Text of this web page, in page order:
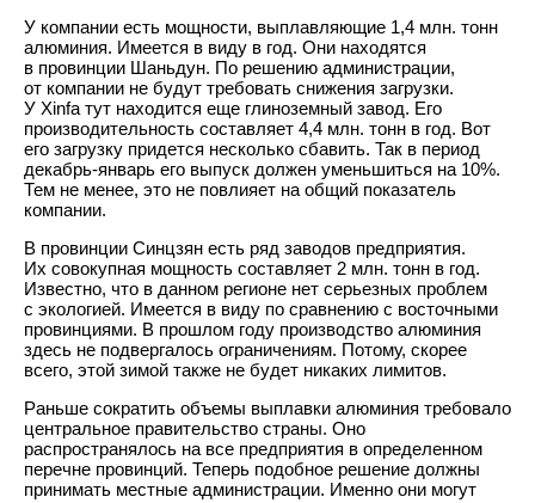
У компании есть мощности, выплавляющие 1,4 млн. тонн
алюминия. Имеется в виду в год. Они находятся
в провинции Шаньдун. По решению администрации,
от компании не будут требовать снижения загрузки.
У Xinfa тут находится еще глиноземный завод. Его
производительность составляет 4,4 млн. тонн в год. Вот
его загрузку придется несколько сбавить. Так в период
декабрь-январь его выпуск должен уменьшиться на 10%.
Тем не менее, это не повлияет на общий показатель
компании.
В провинции Синцзян есть ряд заводов предприятия.
Их совокупная мощность составляет 2 млн. тонн в год.
Известно, что в данном регионе нет серьезных проблем
с экологией. Имеется в виду по сравнению с восточными
провинциями. В прошлом году производство алюминия
здесь не подвергалось ограничениям. Потому, скорее
всего, этой зимой также не будет никаких лимитов.
Раньше сократить объемы выплавки алюминия требовало
центральное правительство страны. Оно
распространялось на все предприятия в определенном
перечне провинций. Теперь подобное решение должны
принимать местные администрации. Именно они могут